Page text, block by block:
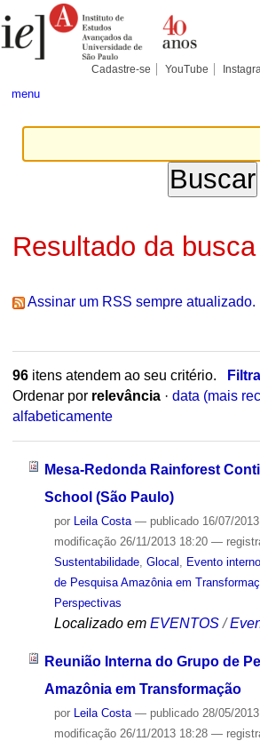
para
conteúdo.
Pessoais
Cadastre-se YouTube
menu
Resultado da busca
Assinar um RSS sempre atualizado.
96itens atendem ao seu critério.
Ordenar por relevância · data (mais
alfabeticamente
Mesa-Redonda Rainforest
School (São Paulo)
por Leila Costa — publicado16/07/2013
modificação26/11/2013 18:20 —
Sustentabilidade, Glocal Evento interno
de Pesquisa Amazônia em
Perspectivas
Localizado em EVENTOS /
Reunião Interna do Grupo de
Amazônia em Transformação
por Leila Costa — publicado28/05/2013
modificação26/11/2013 18:28 —